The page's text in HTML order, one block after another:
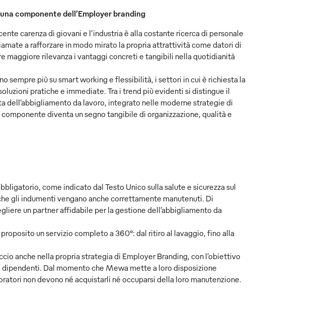
componente dell’Employer branding
carenza di giovani e l’industria è alla costante ricerca di personale
a rafforzare in modo mirato la propria attrattività come datori di
maggiore rilevanza i vantaggi concreti e tangibili nella quotidianità
sempre più su smart working e flessibilità, i settori in cui è richiesta la
pratiche e immediate. Tra i trend più evidenti si distingue il
dell’abbigliamento da lavoro, integrato nelle moderne strategie di
diventa un segno tangibile di organizzazione, qualità e
come indicato dal Testo Unico sulla salute e sicurezza sul
gli indumenti vengano anche correttamente manutenuti. Di
un partner affidabile per la gestione dell’abbigliamento da
un servizio completo a 360°: dal ritiro al lavaggio, fino alla
anche nella propria strategia di Employer Branding, con l’obiettivo
Dal momento che Mewa mette a loro disposizione
non devono né acquistarli né occuparsi della loro manutenzione.